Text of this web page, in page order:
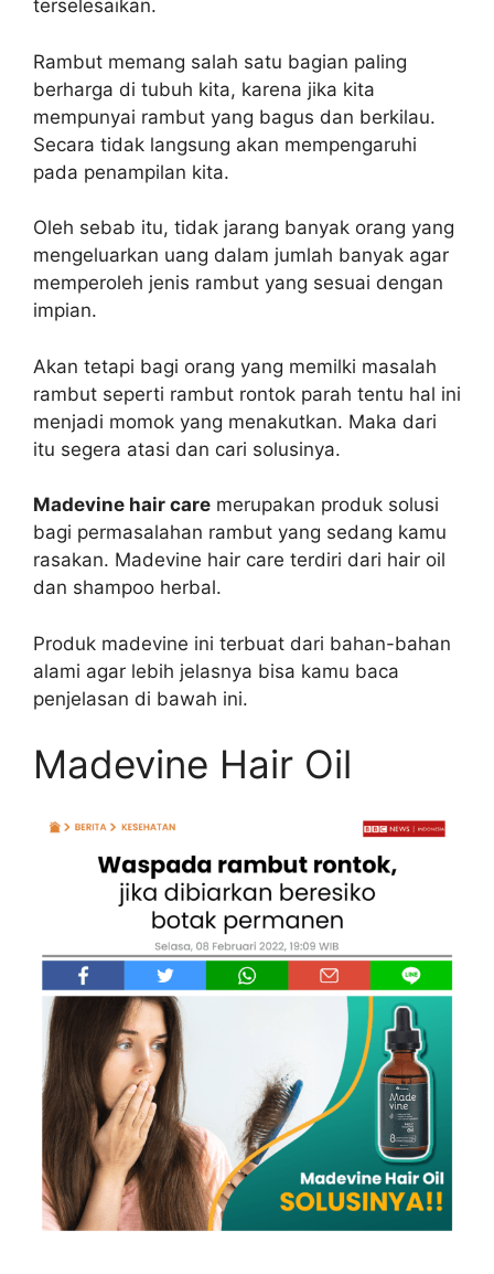
terselesaikan.
Rambut memang salah satu bagian paling
berharga di tubuh kita, karena jika kita
mempunyai rambut yang bagus dan berkilau.
Secara tidak langsung akan mempengaruhi
pada penampilan kita.
Oleh sebab itu, tidak jarang banyak orang yang
mengeluarkan uang dalam jumlah banyak agar
memperoleh jenis rambut yang sesuai dengan
impian.
Akan tetapi bagi orang yang memilki masalah
rambut seperti rambut rontok parah tentu hal ini
menjadi momok yang menakutkan. Maka dari
itu segera atasi dan cari solusinya.
Madevine hair care merupakan produk solusi
bagi permasalahan rambut yang sedang kamu
rasakan. Madevine hair care terdiri dari hair oil
dan shampoo herbal.
Produk madevine ini terbuat dari bahan-bahan
alami agar lebih jelasnya bisa kamu baca
penjelasan di bawah ini.
Madevine Hair Oil